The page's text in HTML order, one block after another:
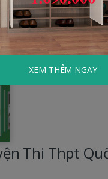
Ngữ Văn
Thi Thpt
XEM THÊM NGAY